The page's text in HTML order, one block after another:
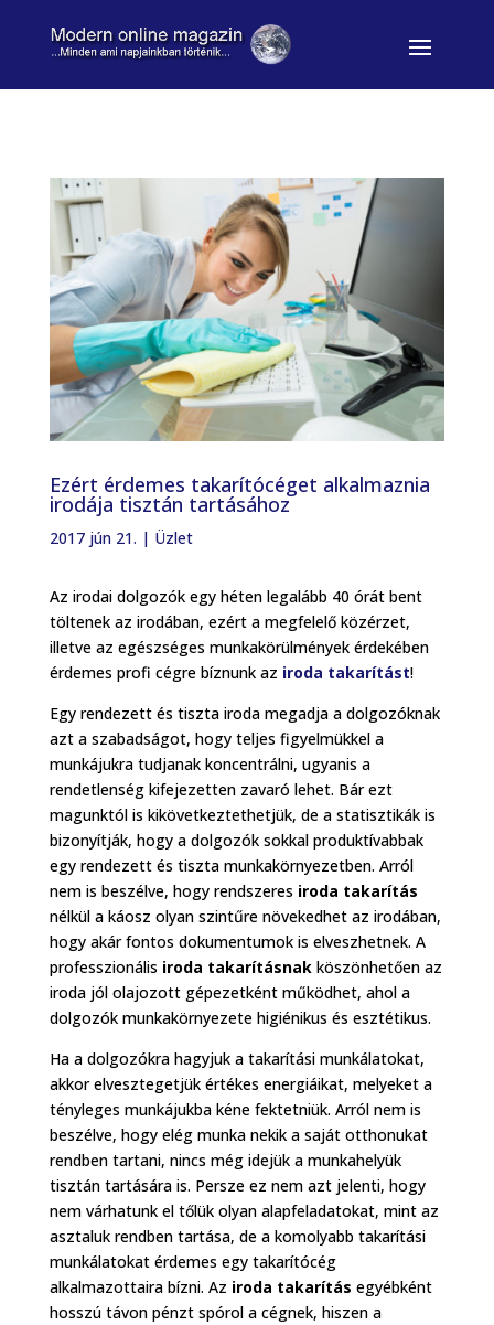
Ezért érdemes takarítócéget alkalmaznia
irodája tisztán tartásához
2017 jún 21. | Üzlet
Az irodai dolgozók egy héten legalább 40 órát bent
töltenek az irodában, ezért a megfelelő közérzet,
illetve az egészséges munkakörülmények érdekében
érdemes profi cégre bíznunk az iroda takarítást!
Egy rendezett és tiszta iroda megadja a dolgozóknak
azt a szabadságot, hogy teljes figyelmükkel a
munkájukra tudjanak koncentrálni, ugyanis a
rendetlenség kifejezetten zavaró lehet. Bár ezt
magunktól is kikövetkeztethetjük, de a statisztikák is
bizonyítják, hogy a dolgozók sokkal produktívabbak
egy rendezett és tiszta munkakörnyezetben. Arról
nem is beszélve, hogy rendszeres iroda takarítás
nélkül a káosz olyan szintűre növekedhet az irodában,
hogy akár fontos dokumentumok is elveszhetnek. A
professzionális iroda takarításnakköszönhetően az
iroda jól olajozott gépezetként működhet, ahol a
dolgozók munkakörnyezete higiénikus és esztétikus.
Ha a dolgozókra hagyjuk a takarítási munkálatokat,
akkor elvesztegetjük értékes energiáikat, melyeket a
tényleges munkájukba kéne fektetniük. Arról nem is
beszélve, hogy elég munka nekik a saját otthonukat
rendben tartani, nincs még idejük a munkahelyük
tisztán tartására is. Persze ez nem azt jelenti, hogy
nem várhatunk el tőlük olyan alapfeladatokat, mint az
asztaluk rendben tartása, de a komolyabb takarítási
munkálatokat érdemes egy takarítócég
alkalmazottaira bízni. Az iroda takarítás egyébként
hosszú távon pénzt spórol a cégnek, hiszen a